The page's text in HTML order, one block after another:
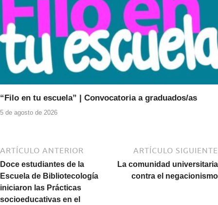
“Filo en tu escuela” | Convocatoria a graduados/as
5 de agosto de 2026
ARTÍCULO ANTERIOR
Doce estudiantes de la
Escuela de Bibliotecología
iniciaron las Prácticas
socioeducativas en el
ARTÍCULO SIGUIENTE
La comunidad universitaria
contra el negacionismo